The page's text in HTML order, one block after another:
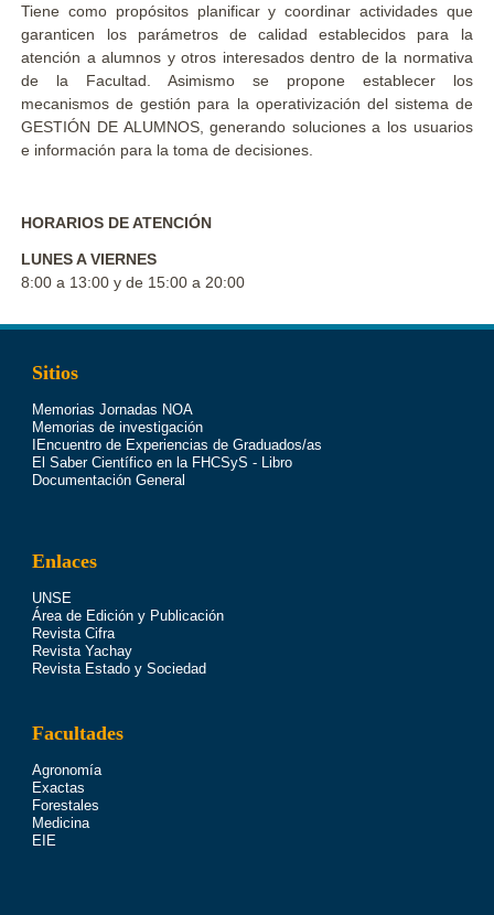
Tiene como propósitos planificar y coordinar actividades que
garanticen los parámetros de calidad establecidos para la
atención a alumnos y otros interesados dentro de la normativa
de la Facultad. Asimismo se propone establecer los
mecanismos de gestión para la operativización del sistema de
GESTIÓN DE ALUMNOS, generando soluciones a los usuarios
e información para la toma de decisiones.
HORARIOS DE ATENCIÓN
LUNES A VIERNES
8:00 a 13:00 y de 15:00 a 20:00
Sitios
Memorias Jornadas NOA
Memorias de investigación
IEncuentro de Experiencias de Graduados/as
El Saber Científico en la FHCSyS - Libro
Documentación General
Enlaces
UNSE
Área de Edición y Publicación
Revista Cifra
Revista Yachay
Revista Estado y Sociedad
Facultades
Agronomía
Exactas
Forestales
Medicina
EIE